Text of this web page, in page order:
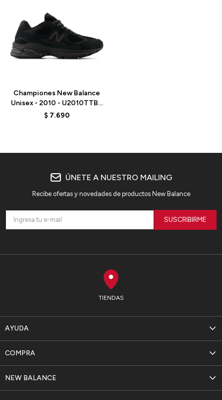
Championes New Balance
Unisex - 2010 - U2010TTB -
BLACK
$ 7.690
TIENDAS
AYUDA
NEW BALANCE
COMPRA
ÚNETE A NUESTRO MAILING
Recibe ofertas y novedades de productos New Balance
SUSCRIBIRME